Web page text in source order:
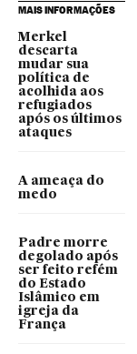
MAIS INFORMAÇÕES
Merkel
descarta
mudar sua
política de
acolhida aos
refugiados
após os últimos
ataques
A ameaça do
medo
Padre morre
degolado após
ser feito refém
do Estado
Islâmico em
igreja da
França